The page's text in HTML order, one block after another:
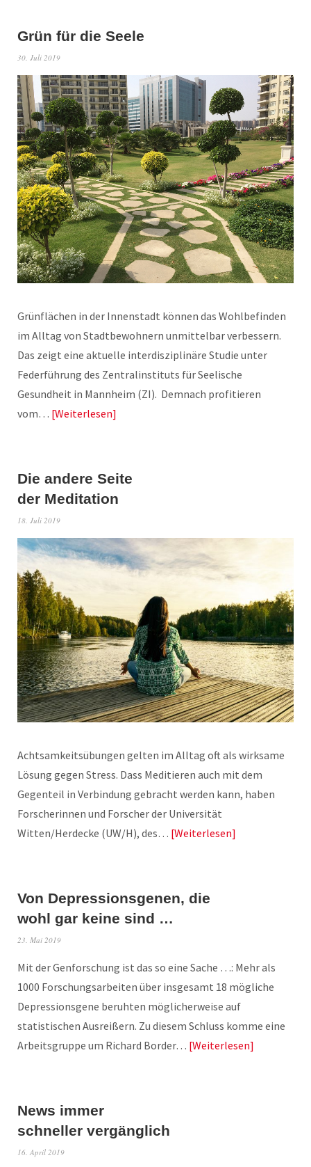
Grün für die Seele
30. Juli 2019
Grünflächen in der Innenstadt können das Wohlbefinden
im Alltag von Stadtbewohnern unmittelbar verbessern.
Das zeigt eine aktuelle interdisziplinäre Studie unter
Federführung des Zentralinstituts für Seelische
Gesundheit in Mannheim (ZI). Demnach profitieren
vom… Weiterlesen
Die andere Seite
der Meditation
18. Juli 2019
Achtsamkeitsübungen gelten im Alltag oft als wirksame
Lösung gegen Stress. Dass Meditieren auch mit dem
Gegenteil in Verbindung gebracht werden kann, haben
Forscherinnen und Forscher der Universität
Witten/Herdecke (UW/H), des… Weiterlesen
Von Depressionsgenen, die
wohl gar keine sind …
23. Mai 2019
Mit der Genforschung ist das so eine Sache …: Mehr als
1000 Forschungsarbeiten über insgesamt 18 mögliche
Depressionsgene beruhten möglicherweise auf
statistischen Ausreißern. Zu diesem Schluss komme eine
Arbeitsgruppe um Richard Border… Weiterlesen
News immer
schneller vergänglich
16. April 2019